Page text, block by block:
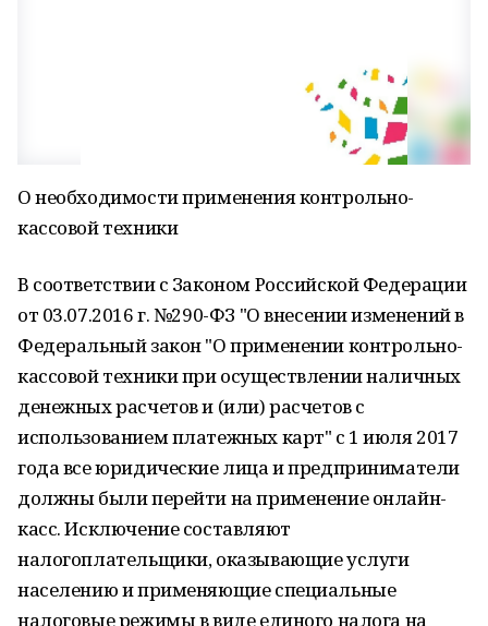
О необходимости применения контрольно-
кассовой техники
В соответствии с Законом Российской Федерации
от 03.07.2016 г. №290-ФЗ "О внесении изменений в
Федеральный закон "О применении контрольно-
кассовой техники при осуществлении наличных
денежных расчетов и (или) расчетов с
использованием платежных карт" с 1 июля 2017
года все юридические лица и предприниматели
должны были перейти на применение онлайн-
касс. Исключение составляют
налогоплательщики, оказывающие услуги
населению и применяющие специальные
налоговые режимы в виде единого налога на